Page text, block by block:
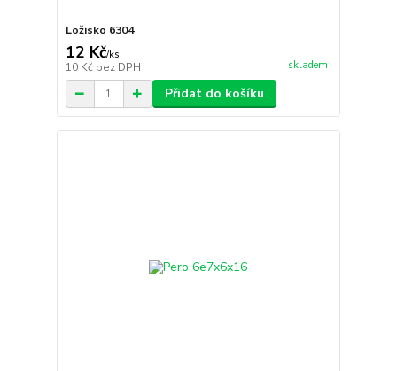
Ložisko 6304
12 Kč/ks
10 Kč bez DPH skladem
Přidat do košíku